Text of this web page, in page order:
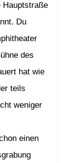
Du
des
hat wie
teils
weniger
einen